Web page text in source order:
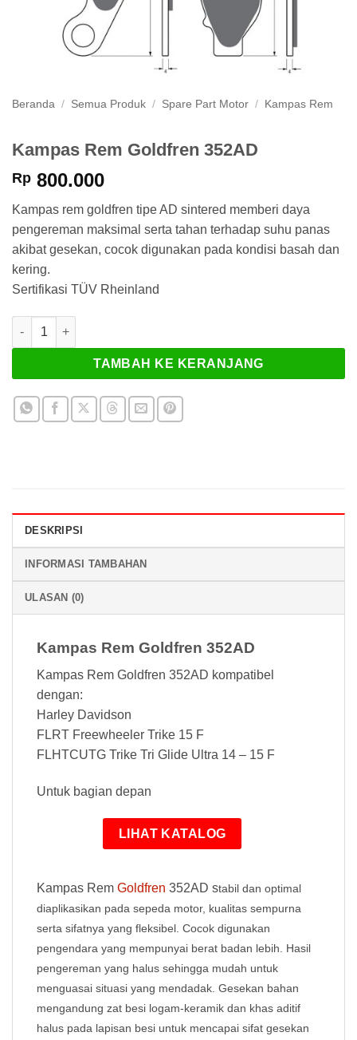
Beranda / Semua Produk / Spare Part Motor / Kampas Rem
Kampas Rem Goldfren 352AD
Rp 800.000
Kampas rem goldfren tipe AD sintered memberi daya
pengereman maksimal serta tahan terhadap suhu panas
akibat gesekan, cocok digunakan pada kondisi basah dan
kering.
Sertifikasi TÜV Rheinland
Kuantitas Kampas Rem Goldfren 352AD
TAMBAH KE KERANJANG
DESKRIPSI
INFORMASI TAMBAHAN
ULASAN (0)
Kampas Rem Goldfren 352AD
Kampas Rem Goldfren 352AD kompatibel
dengan:
Harley Davidson
FLRT Freewheeler Trike 15 F
FLHTCUTG Trike Tri Glide Ultra 14 – 15 F
Untuk bagian depan
LIHAT KATALOG
Kampas Rem Goldfren 352AD stabil dan optimal
diaplikasikan pada sepeda motor, kualitas sempurna
serta sifatnya yang fleksibel. Cocok digunakan
pengendara yang mempunyai berat badan lebih. Hasil
pengereman yang halus sehingga mudah untuk
menguasai situasi yang mendadak. Gesekan bahan
mengandung zat besi logam-keramik dan khas aditif
halus pada lapisan besi untuk mencapai sifat gesekan